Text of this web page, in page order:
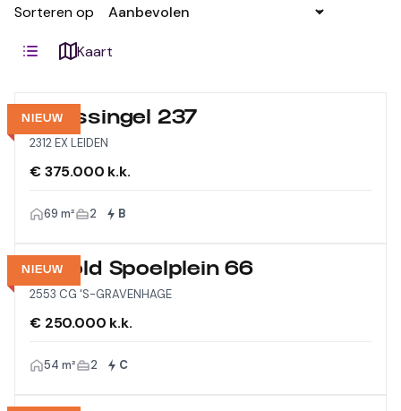
Sorteren op
Kaart
NIEUW
Morssingel 237
2312 EX LEIDEN
€ 375.000 k.k.
69 m² 2 B
NIEUW
Arnold Spoelplein 66
2553 CG 'S-GRAVENHAGE
€ 250.000 k.k.
54 m² 2 C